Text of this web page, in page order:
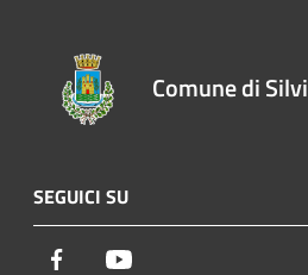
Comune di Silvi
SEGUICI SU
Facebook